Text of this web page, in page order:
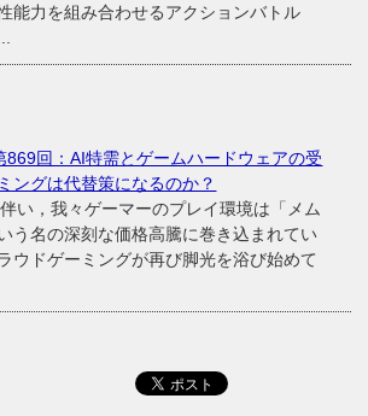
能力を組み合わせるアクションバトル
869回：AI特需とゲームハードウェアの受
ングは代替策になるのか？
い，我々ゲーマーのプレイ環境は「メム
う名の深刻な価格高騰に巻き込まれてい
ウドゲーミングが再び脚光を浴び始めて